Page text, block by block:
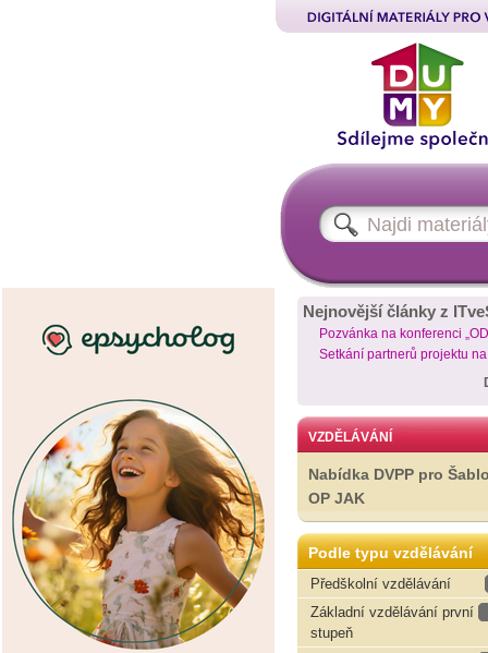
Nejnovější články z
Pozvánka na konferenci
Setkání partnerů projektu
VZDĚLÁVÁNÍ
Nabídka DVPP pro
OP JAK
Podle typu vzdělávání
Předškolní vzdělávání
Základní vzdělávání první
stupeň